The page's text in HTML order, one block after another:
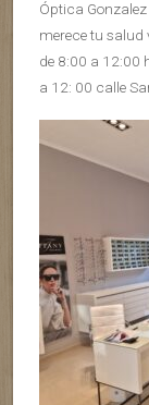
Óptica
merece tu
de 8:00 a 12:00
a 12: 00 calle